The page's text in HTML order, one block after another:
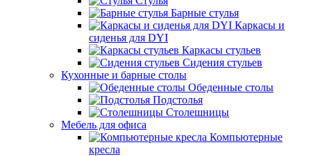
Барные стулья
Каркасы и
сиденья для DYI
Каркасы стульев
Сидения стульев
Кухонные и барные столы
Обеденные столы
Подстолья
Столешницы
Мебель для офиса
Компьютерные
кресла